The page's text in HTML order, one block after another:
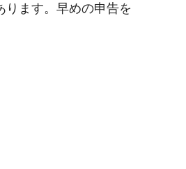
ります。早めの申告を